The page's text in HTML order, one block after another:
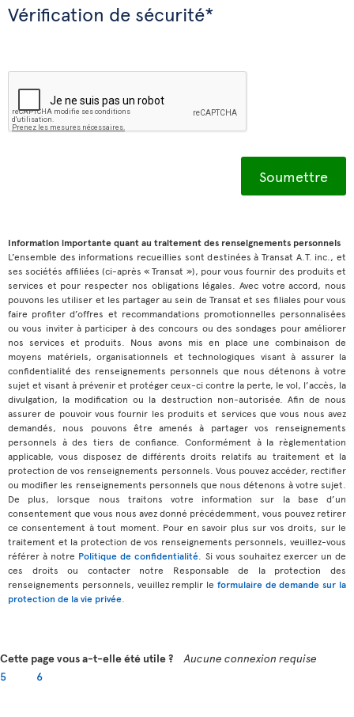
Vérification de sécurité*
Information importante quant au traitement des renseignements personnels
L’ensemble des informations recueillies sont destinées à Transat A.T. inc., et
ses sociétés affiliées (ci-après « Transat »), pour vous fournir des produits et
services et pour respecter nos obligations légales. Avec votre accord, nous
pouvons les utiliser et les partager au sein de Transat et ses filiales pour vous
faire profiter d’offres et recommandations promotionnelles personnalisées
ou vous inviter à participer à des concours ou des sondages pour améliorer
nos services et produits. Nous avons mis en place une combinaison de
moyens matériels, organisationnels et technologiques visant à assurer la
confidentialité des renseignements personnels que nous détenons à votre
sujet et visant à prévenir et protéger ceux-ci contre la perte, le vol, l’accès, la
divulgation, la modification ou la destruction non-autorisée. Afin de nous
assurer de pouvoir vous fournir les produits et services que vous nous avez
demandés, nous pouvons être amenés à partager vos renseignements
personnels à des tiers de confiance. Conformément à la règlementation
applicable, vous disposez de différents droits relatifs au traitement et la
protection de vos renseignements personnels. Vous pouvez accéder, rectifier
ou modifier les renseignements personnels que nous détenons à votre sujet.
De plus, lorsque nous traitons votre information sur la base d’un
consentement que vous nous avez donné précédemment, vous pouvez retirer
ce consentement à tout moment. Pour en savoir plus sur vos droits, sur le
traitement et la protection de vos renseignements personnels, veuillez-vous
référer à notre Politique de confidentialité . Si vous souhaitez exercer un de
ces droits ou contacter notre Responsable de la protection des
renseignements personnels, veuillez remplir le formulaire de demande sur la
protection de la vie privée
Cette page vous a-t-elle été utile ?
Aucune connexion requise
5
6